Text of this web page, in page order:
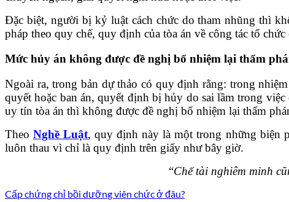
Đặc biệt, người bị kỷ luật cách chức do tham nhũng thì
pháp theo quy chế, quy định của tòa án về công tác tổ chức
Mức hủy án không được đề nghị bổ nhiệm lại thẩm
Ngoài ra, trong bản dự thảo có quy định rằng: trong
quyết hoặc ban án, quyết định bị hủy do sai lầm trong
uy tín tòa án thì không được đề nghị bổ nhiệm lại thẩm
TheoNghề Luật, quy định này là một trong những biện
luôn thau vì chỉ là quy định trên giấy như bây giờ.
“Chế tài nghiêm minh
Cấp chứng chỉ bồi dưỡng viên chức ở đâu?